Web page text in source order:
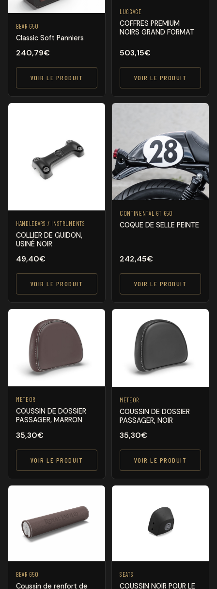
BEAR 650
Classic Soft Panniers
240,79€
VOIR LE PRODUIT
LUGGAGE
COFFRES PREMIUM
NOIRS GRAND FORMAT
503,15€
VOIR LE PRODUIT
HANDLEBARS / INSTRUMENTS
COLLIER DE GUIDON,
USINÉ NOIR
49,40€
VOIR LE PRODUIT
CONTINENTAL GT 650
COQUE DE SELLE PEINTE
242,45€
VOIR LE PRODUIT
METEOR
COUSSIN DE DOSSIER
PASSAGER, MARRON
35,30€
VOIR LE PRODUIT
METEOR
COUSSIN DE DOSSIER
PASSAGER, NOIR
35,30€
VOIR LE PRODUIT
BEAR 650
Coussin de renfort de
SEATS
COUSSIN NOIR POUR LE